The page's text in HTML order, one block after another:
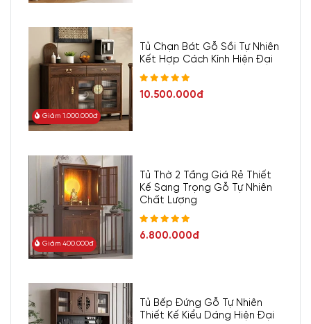
Giảm 1.000.000đ
Tủ Chạn Bát Gỗ Sồi Tự Nhiên
Kết Hợp Cách Kính Hiện Đại
10.500.000đ
Giảm 400.000đ
Tủ Thờ 2 Tầng Giá Rẻ Thiết
Kế Sang Trọng Gỗ Tự Nhiên
Chất Lượng
6.800.000đ
Tủ Bếp Đứng Gỗ Tự Nhiên
Thiết Kế Kiểu Dáng Hiện Đại